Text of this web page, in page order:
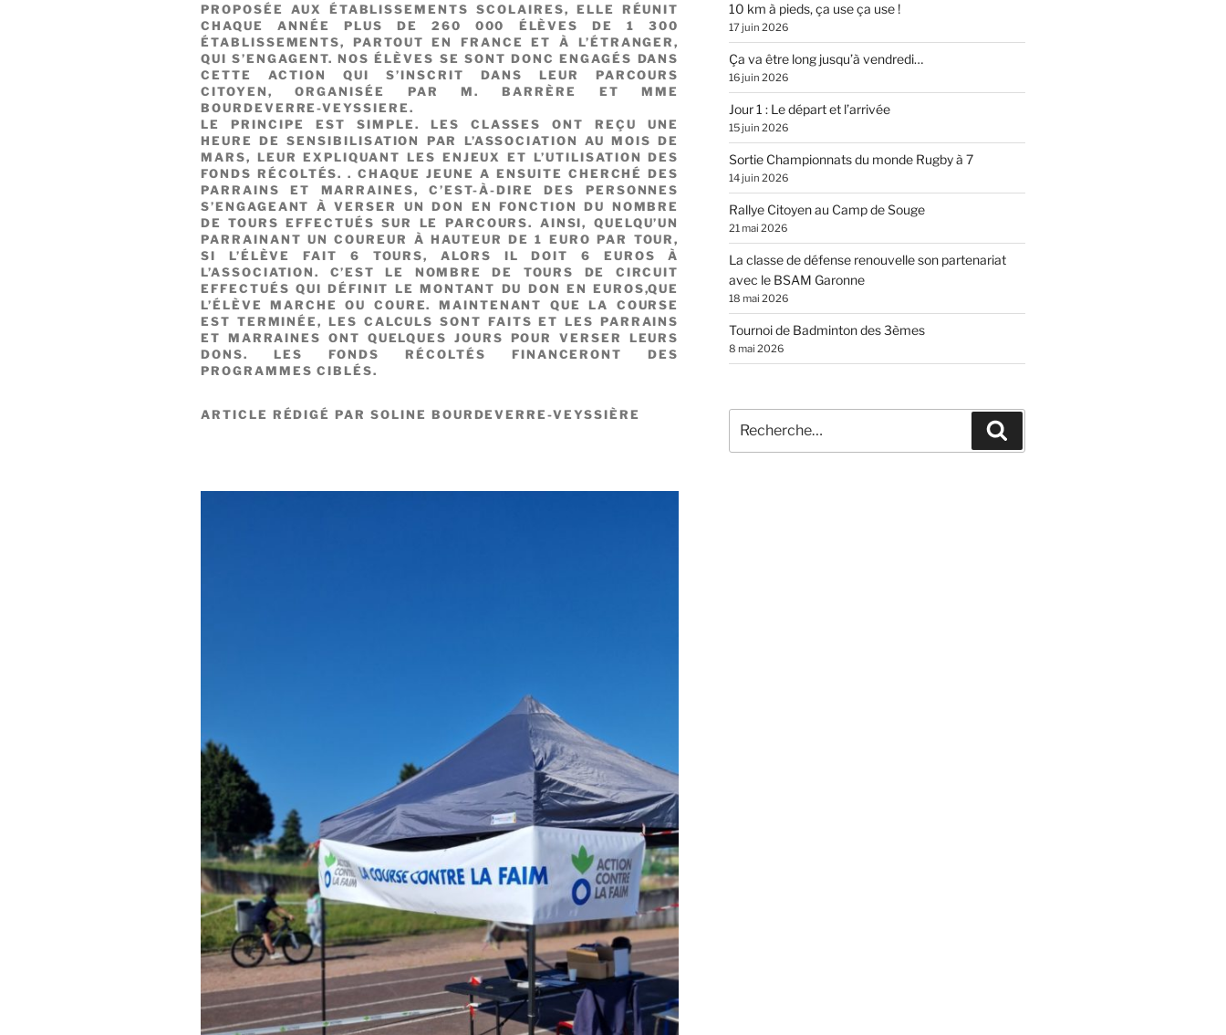
PROPOSÉE AUX ÉTABLISSEMENTS SCOLAIRES, ELLE RÉUNIT
CHAQUE ANNÉE PLUS DE 260 000 ÉLÈVES DE 1 300
ÉTABLISSEMENTS, PARTOUT EN FRANCE ET À L’ÉTRANGER,
QUI S’ENGAGENT. NOS ÉLÈVES SE SONT DONC ENGAGÉS DANS
CETTE ACTION QUI S’INSCRIT DANS LEUR PARCOURS
CITOYEN, ORGANISÉE PAR M. BARRÈRE ET MME
BOURDEVERRE-VEYSSIERE.
LE PRINCIPE EST SIMPLE. LES CLASSES ONT REÇU UNE
HEURE DE SENSIBILISATION PAR L’ASSOCIATION AU MOIS DE
MARS, LEUR EXPLIQUANT LES ENJEUX ET L’UTILISATION DES
FONDS RÉCOLTÉS. . CHAQUE JEUNE A ENSUITE CHERCHÉ DES
PARRAINS ET MARRAINES, C’EST-À-DIRE DES PERSONNES
S’ENGAGEANT À VERSER UN DON EN FONCTION DU NOMBRE
DE TOURS EFFECTUÉS SUR LE PARCOURS. AINSI, QUELQU’UN
PARRAINANT UN COUREUR À HAUTEUR DE 1 EURO PAR TOUR,
SI L’ÉLÈVE FAIT 6 TOURS, ALORS IL DOIT 6 EUROS À
L’ASSOCIATION. C’EST LE NOMBRE DE TOURS DE CIRCUIT
EFFECTUÉS QUI DÉFINIT LE MONTANT DU DON EN EUROS,QUE
L’ÉLÈVE MARCHE OU COURE. MAINTENANT QUE LA COURSE
EST TERMINÉE, LES CALCULS SONT FAITS ET LES PARRAINS
ET MARRAINES ONT QUELQUES JOURS POUR VERSER LEURS
DONS. LES FONDS RÉCOLTÉS FINANCERONT DES
PROGRAMMES CIBLÉS.
ARTICLE RÉDIGÉ PAR SOLINE BOURDEVERRE-VEYSSIÈRE
10 km à pieds, ça use ça use !
17 juin 2026
Ça va être long jusqu’à vendredi…
16 juin 2026
Jour 1 : Le départ et l’arrivée
15 juin 2026
Sortie Championnats du monde Rugby à 7
14 juin 2026
Rallye Citoyen au Camp de Souge
21 mai 2026
La classe de défense renouvelle son partenariat
avec le BSAM Garonne
18 mai 2026
Tournoi de Badminton des 3èmes
8 mai 2026
pour
: